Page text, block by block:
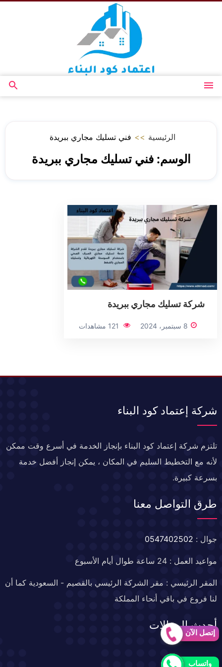
القائمة
بحث
الرئيسية >> فني تسليك مجاري ببريدة
الوسم:فني تسليك مجاري ببريدة
شركة تسليك مجاري ببريدة
8 سبتمبر، 2024 121 مشاهدات
شركة إعتماد كود البناء
تلتزم شركة إعتماد كود البناء بإنجاز الخدمة في أسرع وقت ممكن
لأنه مع التخطيط السليم في المكان ، يمكن إنجاز أفضل خدمة
بسرعة كبيرة.
طرق التواصل معنا
جوال : 0547402502
مواعيد العمل : 24 ساعة طوال أيام الأسبوع
المقر الرئيسي : مقر الشركة الرئيسي بالقصيم - السعودية كما أن
لنا فروع في باقي أنحاء المملكة
أحدث المقالات
خدمات العزل
إتصل الآن
واتساب